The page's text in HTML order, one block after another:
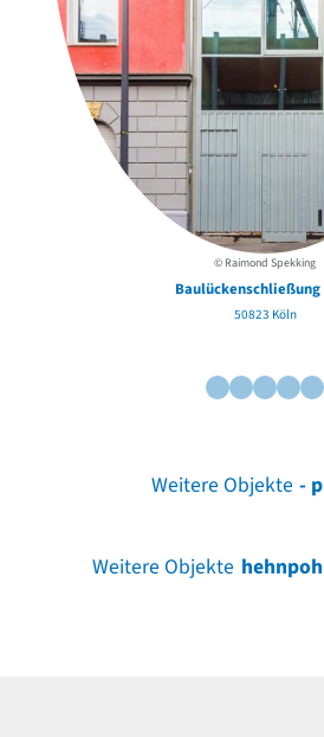
© Raimond Spekking
Baulückenschließung
50823 Köln
Weitere Objekte -
Weitere Objekte